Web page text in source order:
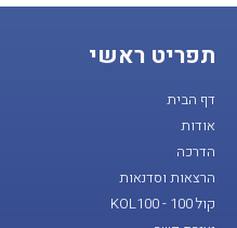
תפריט ראשי
דף הבית
אודות
הדרכה
הרצאות וסדנאות
קול 100 - KOL100